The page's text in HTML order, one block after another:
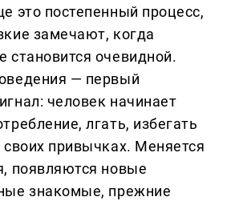
это постепенный процесс,
замечают, когда
становится очевидной.
— первый
человек начинает
лгать, избегать
своих привычках. Меняется
появляются новые
знакомые, прежние